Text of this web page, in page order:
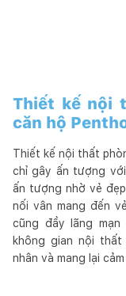
Thiết kế nội
căn hộ
Thiết kế nội thất
chỉ gây ấn tượng
ấn tượng nhờ vẻ
nối vân mang đến
cũng đầy lãng
không gian nội
nhân và mang lại